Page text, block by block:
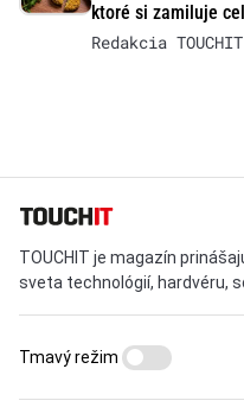
ktoré si zamiluje
Redakcia TOUCHIT
TOUCHIT je magazín
sveta technológií, hardvéru,
Tmavý režim